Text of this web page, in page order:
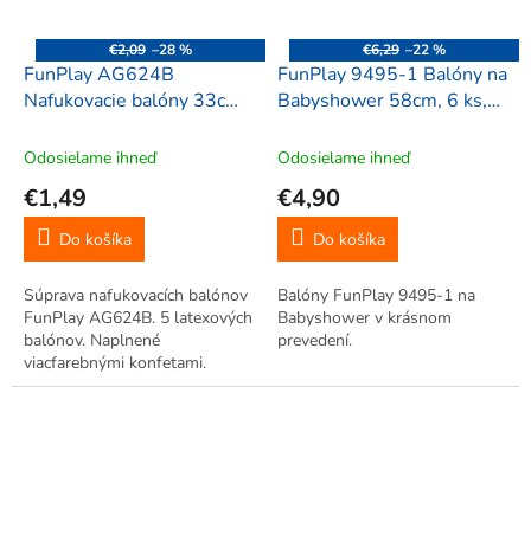
€2,09 –28 %
FunPlay AG624B
Nafukovacie balóny 33cm,
Odosielame ihneď
€1,49
Do košíka
Súprava nafukovacích balónov
FunPlay AG624B. 5 latexových
balónov. Naplnené
viacfarebnými konfetami.
€6,29 –22 %
FunPlay 9495-1 Balóny na
Babyshower 58cm, 6 ks,
Odosielame ihneď
€4,90
Do košíka
Balóny FunPlay 9495-1 na
Babyshower v krásnom
prevedení.